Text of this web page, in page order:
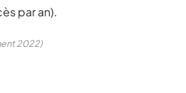
par an).
2022)